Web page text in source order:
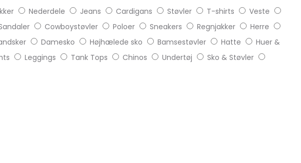
Nederdele Jeans Cardigans Støvler T-shirts
Veste
Cowboystøvler Poloer Sneakers Regnjakker
Herre
Damesko Højhælede sko Bamsestøvler Hatte
Huer &
Leggings Tank Tops Chinos Undertøj
Sko & Støvler